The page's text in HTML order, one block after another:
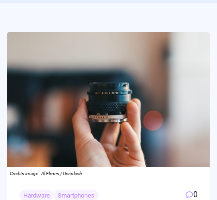
Credits image : Al Elmes / Unsplash
Hardware Smartphones 0